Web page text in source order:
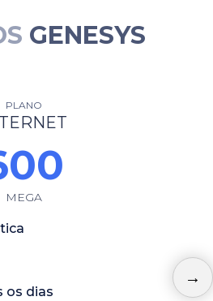
GENESYS
PLANO
MEGA
os dias